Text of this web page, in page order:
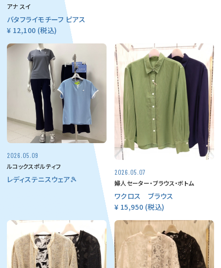
アナ スイ
バタフライモチーフ ピアス
¥ 12,100 (税込)
2026.05.09
ルコックスポルティフ
レディステニスウェア🎾
2026.05.07
婦人セーター・ブラウス・ボトム
ワクロス ブラウス
¥ 15,950 (税込)